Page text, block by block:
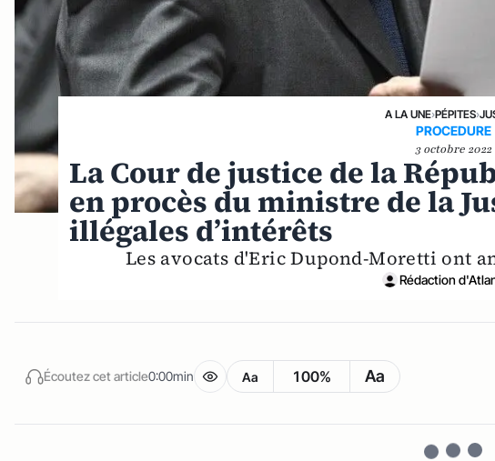
A LA UNE›PÉPITES›
PROCEDURE
3 octobre 2022
La Cour de justice de la
en procès du ministre de la
illégales d’intérêts
Les avocats d'Eric Dupond-Moretti ont
Rédaction
Écoutez cet article0:00min Aa 100% Aa